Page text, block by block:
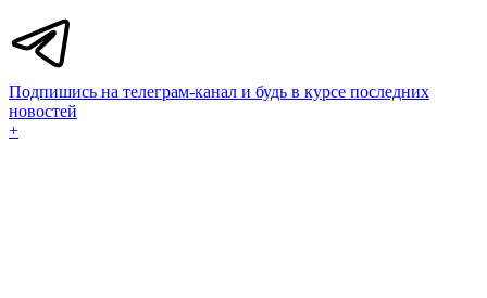
Подпишись на телеграм-канал и будь в курсе последних
новостей
+